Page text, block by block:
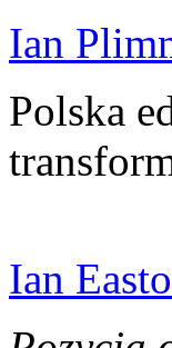
Ian
Polska
Ian